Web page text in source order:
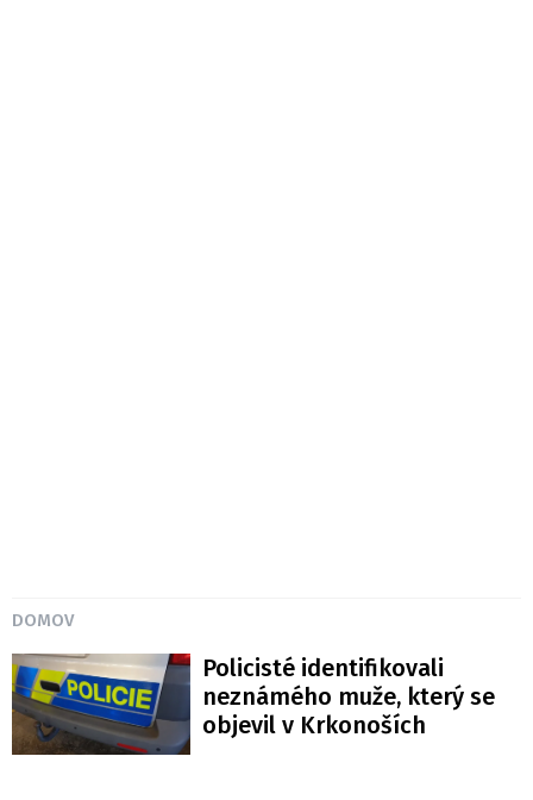
DOMOV
Policisté identifikovali
neznámého muže, který se
objevil v Krkonoších